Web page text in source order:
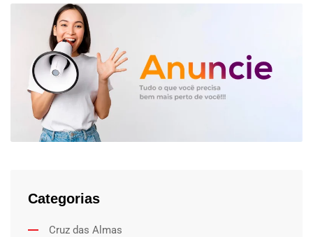
Categorias
Cruz das Almas